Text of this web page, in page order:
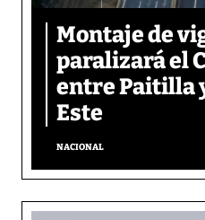
Montaje de
paralizará el
entre Paitilla
Este
NACIONAL